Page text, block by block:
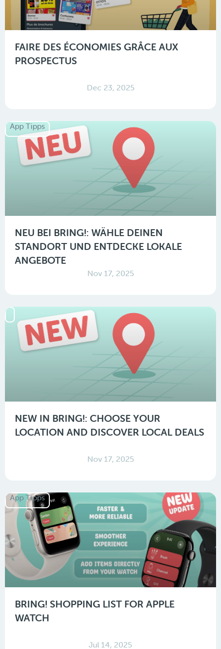
FAIRE DES ÉCONOMIES GRÂCE AUX
PROSPECTUS
Dec 23, 2025
App Tipps
NEU BEI BRING!: WÄHLE DEINEN
STANDORT UND ENTDECKE LOKALE
ANGEBOTE
Nov 17, 2025
NEW IN BRING!: CHOOSE YOUR
LOCATION AND DISCOVER LOCAL DEALS
Nov 17, 2025
App Tipps
BRING! SHOPPING LIST FOR APPLE
WATCH
Jul 14, 2025